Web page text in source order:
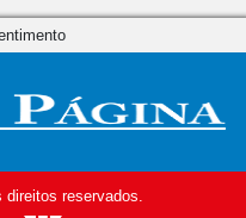
reservados.